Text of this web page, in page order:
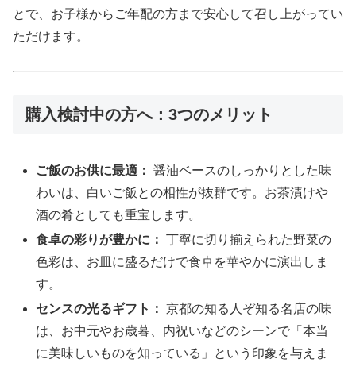
とで、お子様からご年配の方まで安心して召し上がってい
ただけます。
購入検討中の方へ：3つのメリット
ご飯のお供に最適： 醤油ベースのしっかりとした味
わいは、白いご飯との相性が抜群です。お茶漬けや
酒の肴としても重宝します。
食卓の彩りが豊かに： 丁寧に切り揃えられた野菜の
色彩は、お皿に盛るだけで食卓を華やかに演出しま
す。
センスの光るギフト： 京都の知る人ぞ知る名店の味
は、お中元やお歳暮、内祝いなどのシーンで「本当
に美味しいものを知っている」という印象を与えま